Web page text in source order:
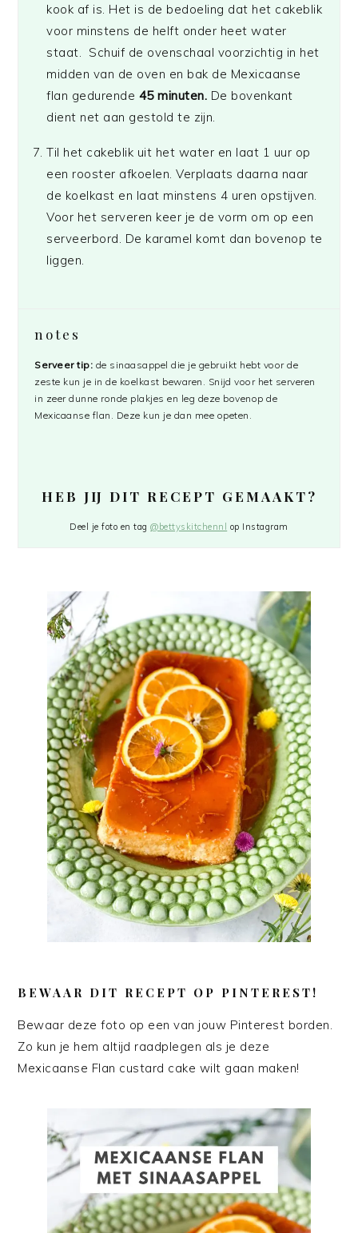
kook af is. Het is de bedoeling dat het cakeblik
voor minstens de helft onder heet water
staat. Schuif de ovenschaal voorzichtig in het
midden van de oven en bak de Mexicaanse
flan gedurende 45 minuten. De bovenkant
dient net aan gestold te zijn.
Til het cakeblik uit het water en laat 1 uur op
een rooster afkoelen. Verplaats daarna naar
de koelkast en laat minstens 4 uren opstijven.
Voor het serveren keer je de vorm om op een
serveerbord. De karamel komt dan bovenop te
liggen.
notes
Serveer tip: de sinaasappel die je gebruikt hebt voor de
zeste kun je in de koelkast bewaren. Snijd voor het serveren
in zeer dunne ronde plakjes en leg deze bovenop de
Mexicaanse flan. Deze kun je dan mee opeten.
HEB JIJ DIT RECEPT GEMAAKT?
Deel je foto en tag@bettyskitchennl op Instagram
BEWAAR DIT RECEPT OP PINTEREST!
Bewaar deze foto op een van jouw Pinterest borden.
Zo kun je hem altijd raadplegen als je deze
Mexicaanse Flan custard cake wilt gaan maken!